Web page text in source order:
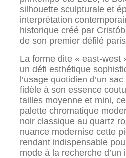
silhouette sculpturale et
interprétation
historique créé par
de son premier défilé
La forme dite « east-west
un défi esthétique
l’usage quotidien d’un
fidèle à son essence
tailles moyenne et mini,
palette chromatique
noir classique au quartz
nuance modernise cette
rendant indispensable
mode à la recherche d’un